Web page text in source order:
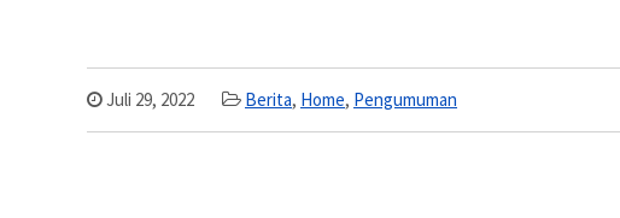
Juli 29, 2022 Berita, Home, Pengumuman